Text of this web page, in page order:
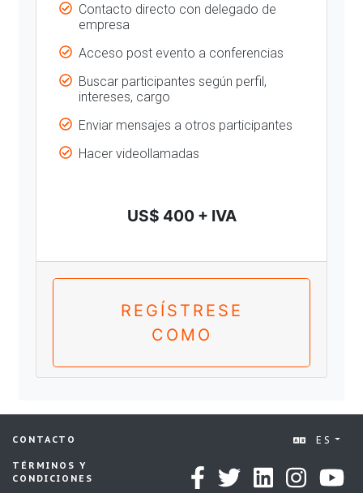
Contacto directo con delegado de
empresa
Acceso post evento a conferencias
Buscar participantes según perfil,
intereses, cargo
Enviar mensajes a otros participantes
Hacer videollamadas
US$ 400 + IVA
REGÍSTRESE
COMO
CONTACTO
TÉRMINOS Y
CONDICIONES
ES